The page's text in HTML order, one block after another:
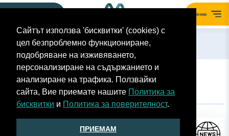
Сайтът използва 'бисквитки' (cookies) с
цел безпроблемно функциониране,
подобряване на изживяването,
персонализиране на съдържанието и
анализиране на трафика. Ползвайки
сайта, Вие приемате нашите Политика за
бисквитки и Политика за поверителност.
ПРИЕМАМ
Меню
Назад
НОВИНИ ЗА RAM